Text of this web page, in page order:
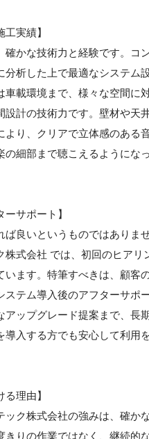
実績】
かな技術力と経験です。コ
析した上で最適なシステム
載環境まで、様々な空間に
計の技術力です。壁材や天
り、クリアで立体感のある
の細部まで聴こえるように
サポート】
良いというものではありま
式会社 では、初回のヒアリ
ます。特筆すべきは、顧客
テム導入後のアフターサポ
ップグレード提案まで、長
入する方でも安心して利用
理由】
ク株式会社の強みは、確か
りの作業ではなく、継続的